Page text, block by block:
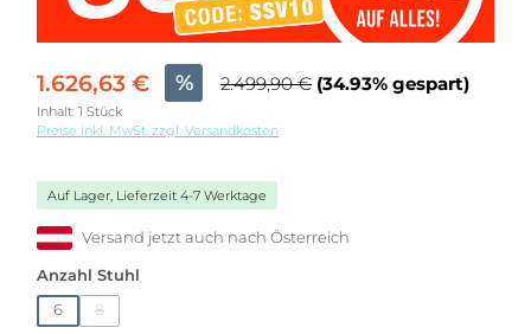
1.626,63 € % 2.499,90 € (34.93% gespart)
Inhalt: 1 Stück
Preise inkl. MwSt. zzgl. Versandkosten
Auf Lager, Lieferzeit 4-7 Werktage
Versand jetzt auch nach Österreich
Anzahl Stuhl
6
8
(Diese Option ist zurzeit nicht verfügbar.)